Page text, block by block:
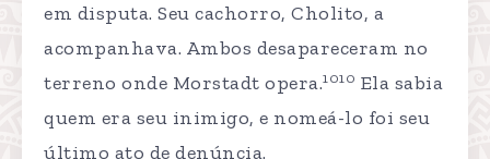
em disputa. Seu cachorro, Cholito, a
acompanhava. Ambos desapareceram no
terreno onde Morstadt opera.1010 Ela sabia
quem era seu inimigo, e nomeá-lo foi seu
último ato de denúncia.